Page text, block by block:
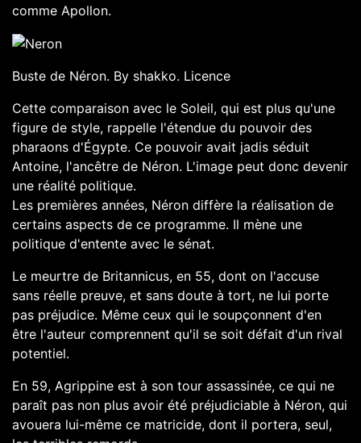
comme Apollon.
Buste de Néron. By shakko. Licence
Cette comparaison avec le Soleil, qui est plus qu'une
figure de style, rappelle l'étendue du pouvoir des
pharaons d'Égypte. Ce pouvoir avait jadis séduit
Antoine, l'ancêtre de Néron. L'image peut donc devenir
une réalité politique.
Les premières années, Néron diffère la réalisation de
certains aspects de ce programme. Il mène une
politique d'entente avec le sénat.
Le meurtre de Britannicus, en 55, dont on l'accuse
sans réelle preuve, et sans doute à tort, ne lui porte
pas préjudice. Même ceux qui le soupçonnent d'en
être l'auteur comprennent qu'il se soit défait d'un rival
potentiel.
En 59, Agrippine est à son tour assassinée, ce qui ne
paraît pas non plus avoir été préjudiciable à Néron, qui
avouera lui-même ce matricide, dont il portera, seul,